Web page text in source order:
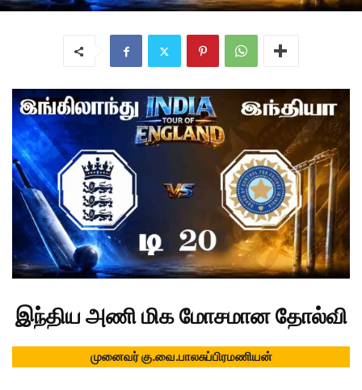
இந்திய அணி மிக மோசமான தோல்வி
முனைவர் கு.வை.பாலசுப்பிரமணியன்